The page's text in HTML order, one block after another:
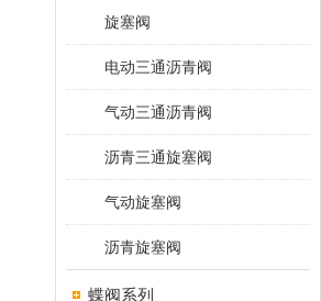
旋塞阀
电动三通沥青阀
气动三通沥青阀
沥青三通旋塞阀
气动旋塞阀
沥青旋塞阀
蝶阀系列